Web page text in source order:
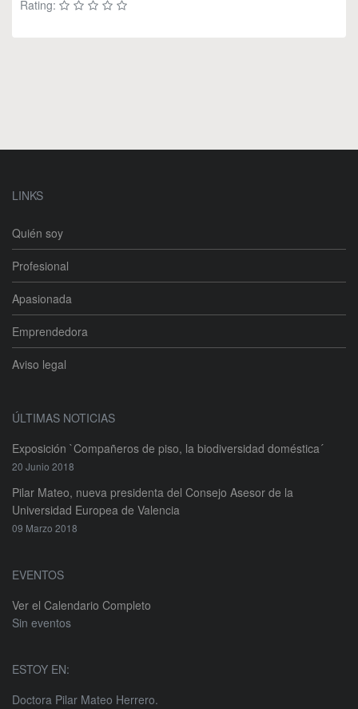
Rating:
LINKS
Quién soy
Profesional
Apasionada
Emprendedora
Aviso legal
ÚLTIMAS NOTICIAS
Exposición `Compañeros de piso, la biodiversidad doméstica´
20 Junio 2018
Pilar Mateo, nueva presidenta del Consejo Asesor de la
Universidad Europea de Valencia
09 Marzo 2018
EVENTOS
Ver el Calendario Completo
Sin eventos
ESTOY EN:
Doctora Pilar Mateo Herrero.